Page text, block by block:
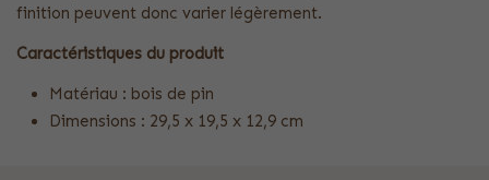
finition peuvent donc varier légèrement.
Caractéristiques du produit
Matériau : bois de pin
Dimensions : 29,5 x 19,5 x 12,9 cm